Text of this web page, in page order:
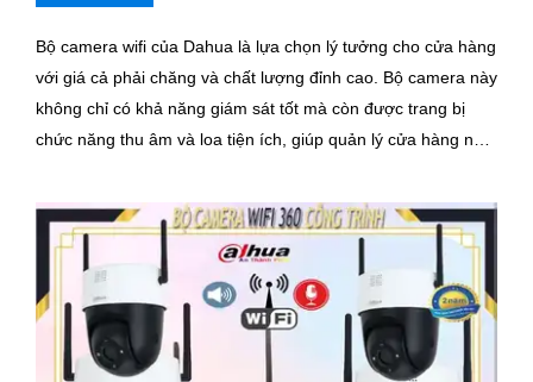
Bộ camera wifi của Dahua là lựa chọn lý tưởng cho cửa hàng
với giá cả phải chăng và chất lượng đỉnh cao. Bộ camera này
không chỉ có khả năng giám sát tốt mà còn được trang bị
chức năng thu âm và loa tiện ích, giúp quản lý cửa hàng nắm